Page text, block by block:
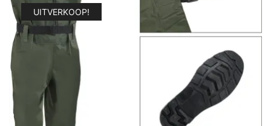
UITVERKOOP!